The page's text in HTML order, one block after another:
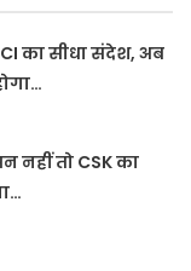
का सीधा संदेश, अब
नहीं तो CSK का